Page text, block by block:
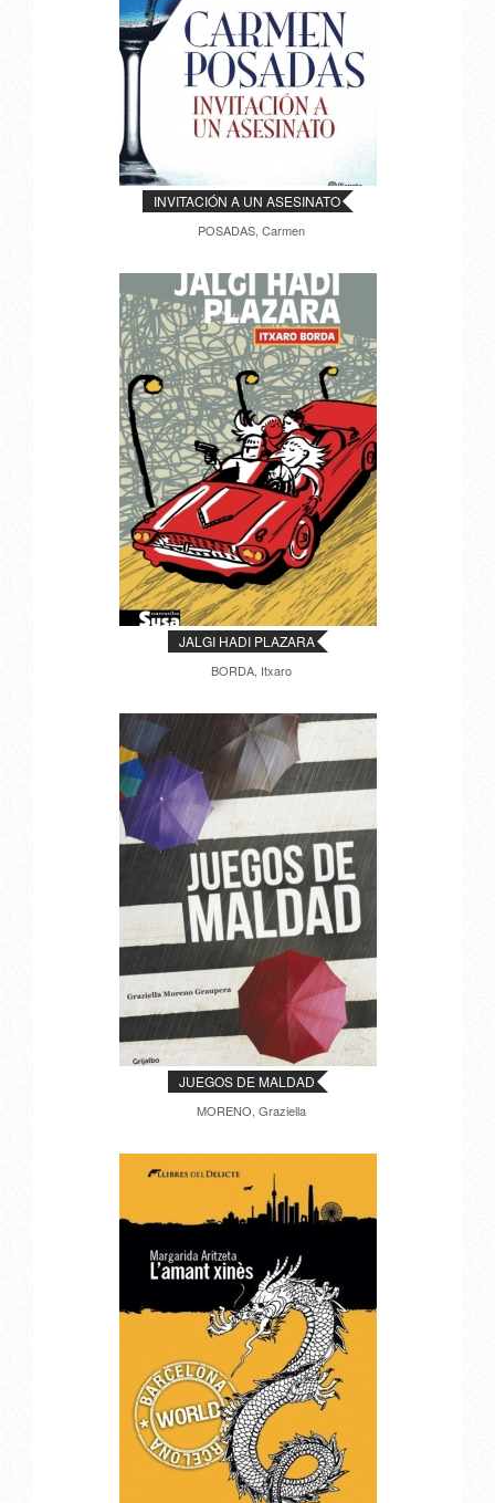
INVITACIÓN A UN ASESINATO
POSADAS, Carmen
JALGI HADI PLAZARA
BORDA, Itxaro
JUEGOS DE MALDAD
MORENO, Graziella